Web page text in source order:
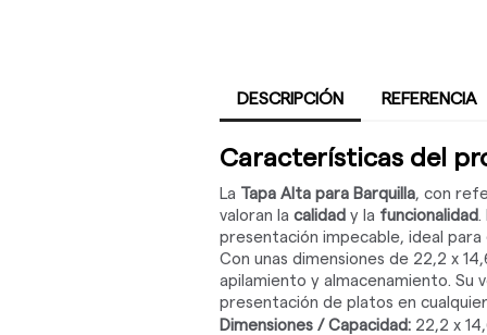
DESCRIPCIÓN REFERENCIA
Características del
La Tapa Alta para Barquilla, con
valoran la calidad y la funcionalidad .
presentación impecable, ideal para
Con unas dimensiones de 22,2 x
apilamiento y almacenamiento. Su
presentación de platos en
Dimensiones / Capacidad:22,2 x